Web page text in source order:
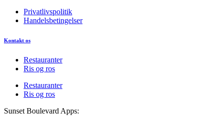
Privatlivspolitik
Handelsbetingelser
Kontakt os
Restauranter
Ris og ros
Restauranter
Ris og ros
Sunset Boulevard Apps: